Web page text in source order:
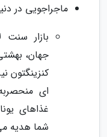
ماجراجویی در
بازار سنت
جهان،
کنزینگتون
ای
غذاهای
شما هدیه